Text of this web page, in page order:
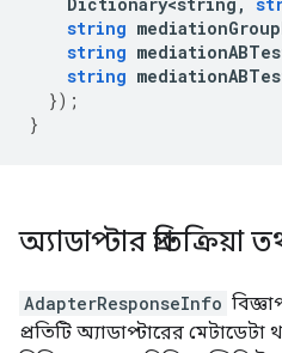
string
string
string
});
}
অ্যাডাপ্টার প্রতিক্রিয়া
AdapterResponseInfo
প্রতিটি অ্যাডাপ্টারের